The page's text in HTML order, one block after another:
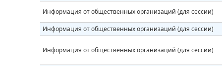
Информация от общественных организаций (для сессии)
Информация от общественных организаций (для сессии)
Информация от общественных организаций (для сессии)